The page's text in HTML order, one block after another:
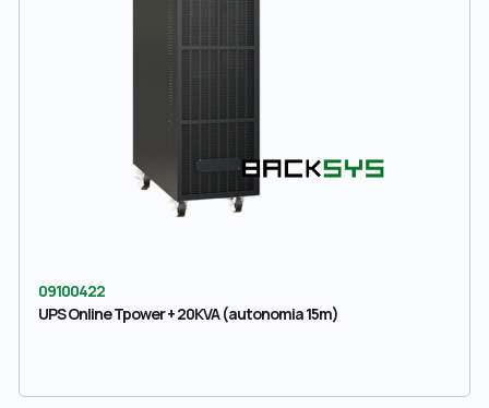
09100422
UPS Online Tpower + 20KVA (autonomia 15m)